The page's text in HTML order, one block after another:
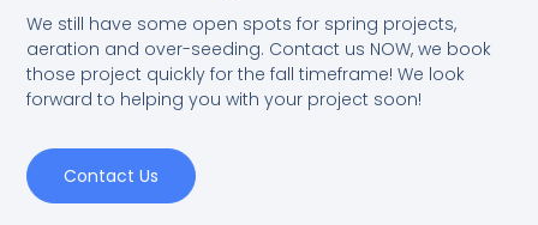
We still have some open spots for spring projects,
aeration and over-seeding. Contact us NOW, we book
those project quickly for the fall timeframe! We look
forward to helping you with your project soon!
Contact Us